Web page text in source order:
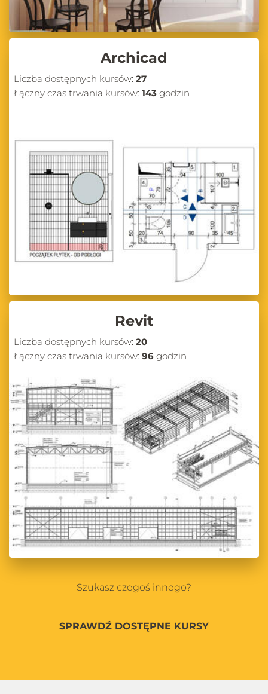
Archicad
Liczba dostępnych kursów: 27
Łączny czas trwania kursów: 143 godzin
Revit
Liczba dostępnych kursów: 20
Łączny czas trwania kursów: 96 godzin
Szukasz czegoś innego?
SPRAWDŹ DOSTĘPNE KURSY